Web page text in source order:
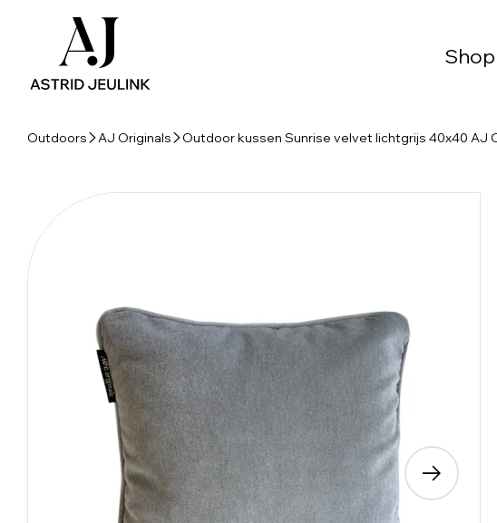
Shop
Outdoors AJ Originals Outdoor kussen Sunrise velvet lichtgrijs 40x40 AJ